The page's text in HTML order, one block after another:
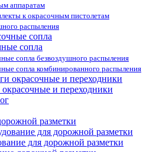
аппаратам
к окрасочным пистолетам
распыления
сопла
сопла безвоздушного распыления
сопла комбинированного распыления
и переходники
разметки
для дорожной разметки